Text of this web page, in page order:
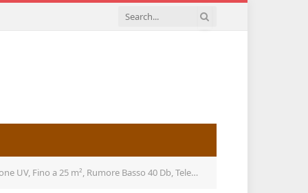
Basso 40 Db, Telecomando, Timer, 3 velocità, Bianco